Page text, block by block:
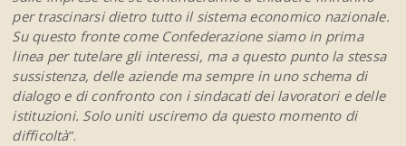
per trascinarsi dietro tutto il sistema economico nazionale.
Su questo fronte come Confederazione siamo in prima
linea per tutelare gli interessi, ma a questo punto la stessa
sussistenza, delle aziende ma sempre in uno schema di
dialogo e di confronto con i sindacati dei lavoratori e delle
istituzioni. Solo uniti usciremo da questo momento di
difficoltà”.